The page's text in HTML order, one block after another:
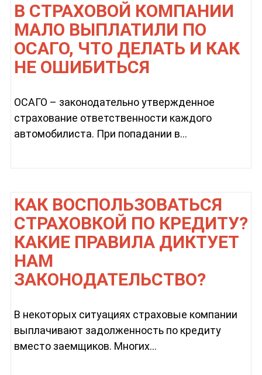
В СТРАХОВОЙ КОМПАНИИ
МАЛО ВЫПЛАТИЛИ ПО
ОСАГО, ЧТО ДЕЛАТЬ И КАК
НЕ ОШИБИТЬСЯ
ОСАГО – законодательно утвержденное
страхование ответственности каждого
автомобилиста. При попадании в...
КАК ВОСПОЛЬЗОВАТЬСЯ
СТРАХОВКОЙ ПО КРЕДИТУ?
КАКИЕ ПРАВИЛА ДИКТУЕТ
НАМ
ЗАКОНОДАТЕЛЬСТВО?
В некоторых ситуациях страховые компании
выплачивают задолженность по кредиту
вместо заемщиков. Многих...